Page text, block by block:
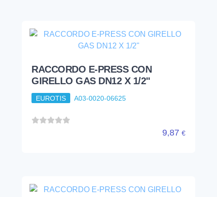
RACCORDO E-PRESS CON
GIRELLO GAS DN12 X 1/2"
EUROTIS A03-0020-06625
9,87 €